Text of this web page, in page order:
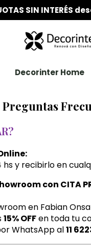
SIN INTERÉS
Decorinter Home
Preguntas
y recibirlo en
con CITA
en Fabian
15% OFFen toda tu
WhatsApp al11